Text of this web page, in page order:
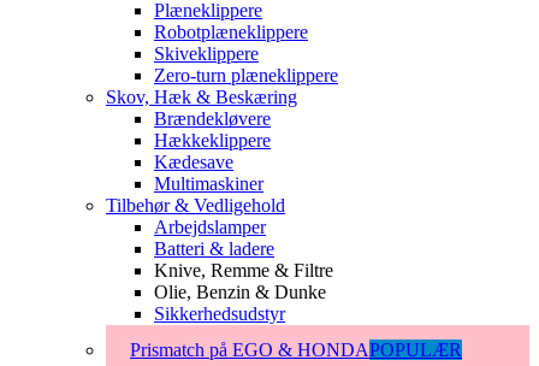
Plæneklippere
Robotplæneklippere
Skiveklippere
Zero-turn plæneklippere
Skov, Hæk & Beskæring
Brændekløvere
Hækkeklippere
Kædesave
Multimaskiner
Tilbehør & Vedligehold
Arbejdslamper
Batteri & ladere
Knive, Remme & Filtre
Olie, Benzin & Dunke
Sikkerhedsudstyr
Prismatch på EGO & HONDAPOPULÆR